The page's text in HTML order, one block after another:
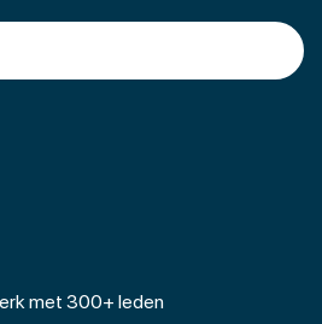
met 300+ leden